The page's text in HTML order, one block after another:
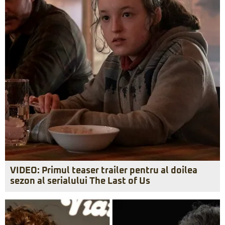
VIDEO: Primul teaser trailer pentru al doilea
sezon al serialului The Last of Us